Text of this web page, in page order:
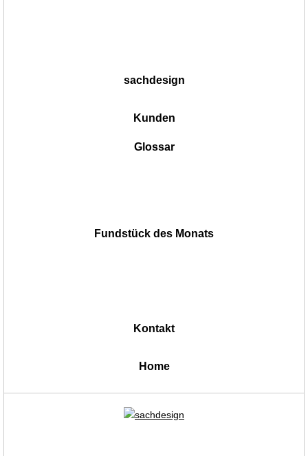
sachdesign
Kunden
Glossar
Fundstück des Monats
Kontakt
Home